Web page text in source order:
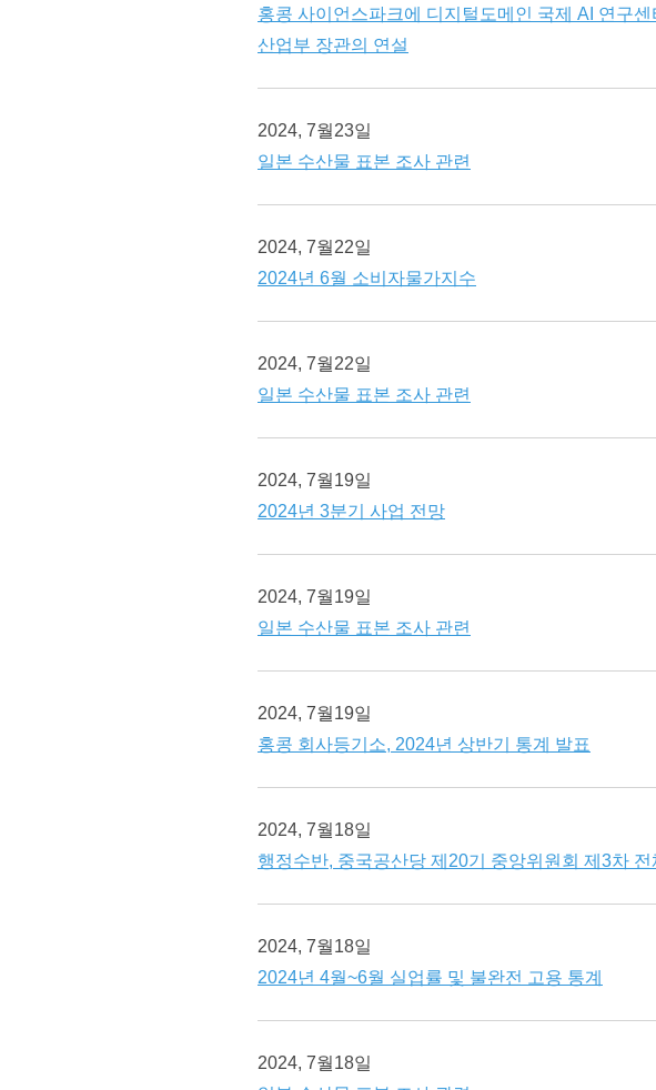
홍콩 사이언스파크에 디지털도메인 국제 AI 연구
산업부 장관의 연설
2024, 7월23일
일본 수산물 표본 조사 관련
2024, 7월22일
2024년 6월 소비자물가지수
2024, 7월22일
일본 수산물 표본 조사 관련
2024, 7월19일
2024년 3분기 사업 전망
2024, 7월19일
일본 수산물 표본 조사 관련
2024, 7월19일
홍콩 회사등기소, 2024년 상반기 통계 발표
2024, 7월18일
행정수반, 중국공산당 제20기 중앙위원회 제3차
2024, 7월18일
2024년 4월~6월 실업률 및 불완전 고용 통계
2024, 7월18일